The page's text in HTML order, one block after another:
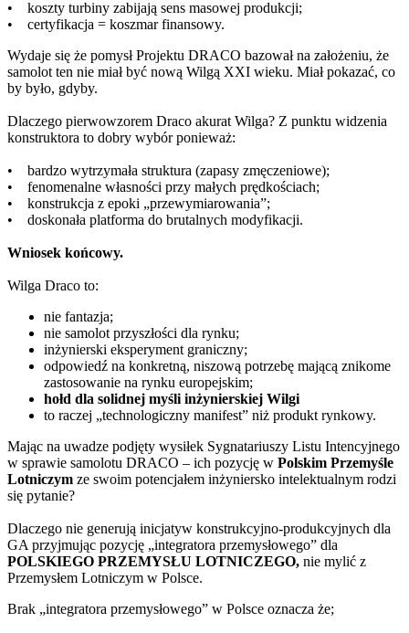
• koszty turbiny zabijają sens masowej produkcji;
• certyfikacja = koszmar finansowy.
Wydaje się że pomysł Projektu DRACO bazował na założeniu, że
samolot ten nie miał być nową Wilgą XXI wieku. Miał pokazać, co
by było, gdyby.
Dlaczego pierwowzorem Draco akurat Wilga? Z punktu widzenia
konstruktora to dobry wybór ponieważ:
• bardzo wytrzymała struktura (zapasy zmęczeniowe);
• fenomenalne własności przy małych prędkościach;
• konstrukcja z epoki „przewymiarowania”;
• doskonała platforma do brutalnych modyfikacji.
Wniosek końcowy.
Wilga Draco to:
nie fantazja;
nie samolot przyszłości dla rynku;
inżynierski eksperyment graniczny;
odpowiedź na konkretną, niszową potrzebę mającą znikome
zastosowanie na rynku europejskim;
hołd dla solidnej myśli inżynierskiej Wilgi
to raczej „technologiczny manifest” niż produkt rynkowy.
Mając na uwadze podjęty wysiłek Sygnatariuszy Listu Intencyjnego
w sprawie samolotu DRACO – ich pozycję w Polskim Przemyśle
Lotniczym ze swoim potencjałem inżyniersko intelektualnym rodzi
się pytanie?
Dlaczego nie generują inicjatyw konstrukcyjno-produkcyjnych dla
GA przyjmując pozycję „integratora przemysłowego” dla
POLSKIEGO PRZEMYSŁU LOTNICZEGO, nie mylić z
Przemysłem Lotniczym w Polsce.
Brak „integratora przemysłowego” w Polsce oznacza że;